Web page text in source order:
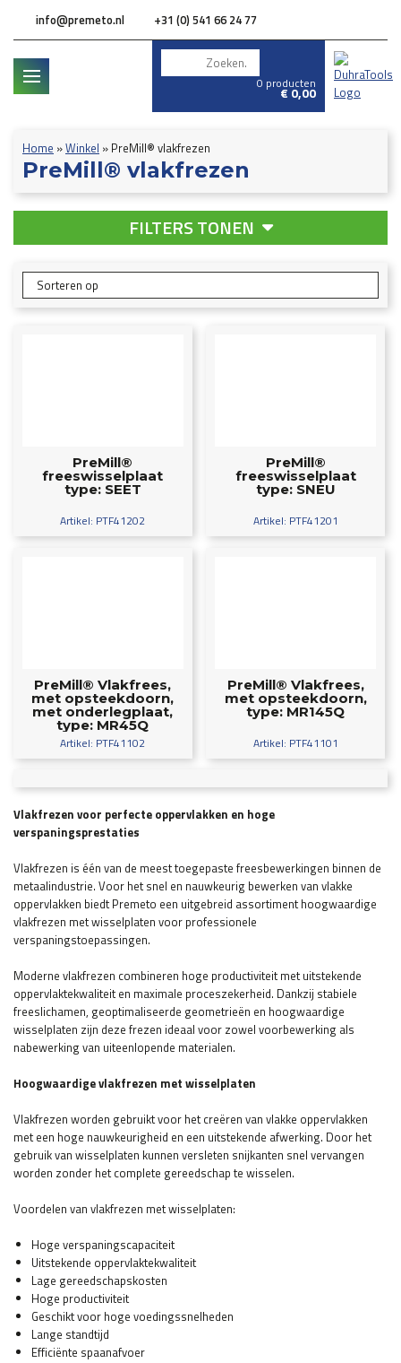
info@premeto.nl +31 (0) 541 66 24 77
0 producten
€0,00
Home »Winkel » PreMill® vlakfrezen
PreMill® vlakfrezen
FILTERS TONEN
PreMill®
freeswisselplaat
type: SEET
Artikel: PTF41202
PreMill®
freeswisselplaat
type: SNEU
Artikel: PTF41201
PreMill® Vlakfrees,
met opsteekdoorn,
met onderlegplaat,
type: MR45Q
Artikel: PTF41102
PreMill® Vlakfrees,
met opsteekdoorn,
type: MR145Q
Artikel: PTF41101
Vlakfrezen voor perfecte oppervlakken en hoge
verspaningsprestaties
Vlakfrezen is één van de meest toegepaste freesbewerkingen binnen de
metaalindustrie. Voor het snel en nauwkeurig bewerken van vlakke
oppervlakken biedt Premeto een uitgebreid assortiment hoogwaardige
vlakfrezen met wisselplaten voor professionele
verspaningstoepassingen.
Moderne vlakfrezen combineren hoge productiviteit met uitstekende
oppervlaktekwaliteit en maximale proceszekerheid. Dankzij stabiele
freeslichamen, geoptimaliseerde geometrieën en hoogwaardige
wisselplaten zijn deze frezen ideaal voor zowel voorbewerking als
nabewerking van uiteenlopende materialen.
Hoogwaardige vlakfrezen met wisselplaten
Vlakfrezen worden gebruikt voor het creëren van vlakke oppervlakken
met een hoge nauwkeurigheid en een uitstekende afwerking. Door het
gebruik van wisselplaten kunnen versleten snijkanten snel vervangen
worden zonder het complete gereedschap te wisselen.
Voordelen van vlakfrezen met wisselplaten:
Hoge verspaningscapaciteit
Uitstekende oppervlaktekwaliteit
Lage gereedschapskosten
Hoge productiviteit
Geschikt voor hoge voedingssnelheden
Lange standtijd
Efficiënte spaanafvoer